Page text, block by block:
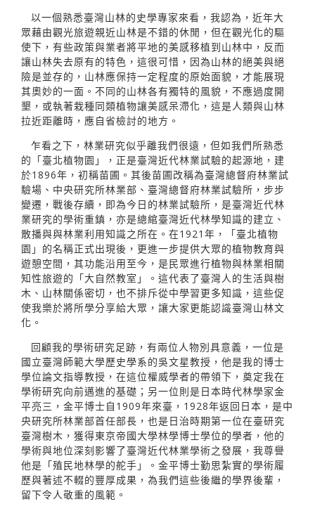
以一個熟悉臺灣山林的史學專家來看，我認為，近年大
眾藉由觀光旅遊親近山林是不錯的休閒，但在觀光化的驅
使下，有些政策與業者將平地的美感移植到山林中，反而
讓山林失去原有的特色，這很可惜，因為山林的絕美與絕
險是並存的，山林應保持一定程度的原始面貌，才能展現
其奧妙的一面。不同的山林各有獨特的風貌，不應過度開
墾，或執著栽種同類植物讓美感呆滯化，這是人類與山林
拉近距離時，應自省檢討的地方。
乍看之下，林業研究似乎離我們很遠，但如我們所熟悉
的「臺北植物園」，正是臺灣近代林業試驗的起源地，建
於1896年，初稱苗圃。其後苗圃改稱為臺灣總督府林業試
驗場、中央研究所林業部、臺灣總督府林業試驗所，步步
變遷，戰後存續，即為今日的林業試驗所，是臺灣近代林
業研究的學術重鎮，亦是總綰臺灣近代林學知識的建立、
散播與與林業利用知識之所在。在1921年，「臺北植物
園」的名稱正式出現後，更進一步提供大眾的植物教育與
遊憩空間，其功能沿用至今，是民眾進行植物與林業相關
知性旅遊的「大自然教室」。這代表了臺灣人的生活與樹
木、山林關係密切，也不排斥從中學習更多知識，這些促
使我樂於將所學分享給大眾，讓大家更能認識臺灣山林文
化。
回顧我的學術研究足跡，有兩位人物別具意義，一位是
國立臺灣師範大學歷史學系的吳文星教授，他是我的博士
學位論文指導教授，在這位權威學者的帶領下，奠定我在
學術研究向前邁進的基礎；另一位則是日本時代林學家金
平亮三，金平博士自1909年來臺，1928年返回日本，是中
央研究所林業部首任部長，也是日治時期第一位在臺研究
臺灣樹木，獲得東京帝國大學林學博士學位的學者，他的
學術與地位深刻影響了臺灣近代林業學術之發展，我尊譽
他是「殖民地林學的舵手」。金平博士勤思紮實的學術履
歷與著述不輟的豐厚成果，為我們這些後繼的學界後輩，
留下令人敬重的風範。